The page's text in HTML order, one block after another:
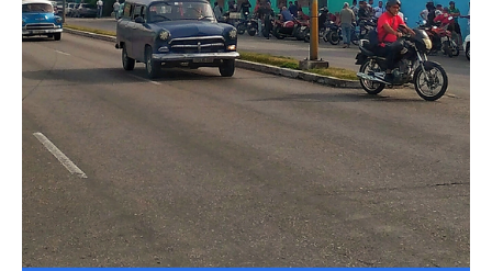
Cuba
Padre Nuestro, que estás también en el Arte,
danos hoy la emoción de cada día
📷 Neife Rigau ✍️ Henry Constantin “Nada superior a un bulto de